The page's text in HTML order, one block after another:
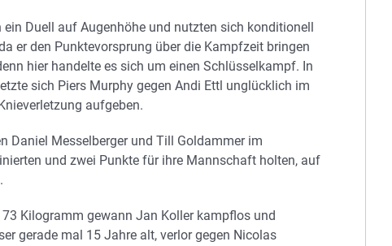
Duell auf Augenhöhe und nutzten sich konditionell
er den Punktevorsprung über die Kampfzeit bringen
hier handelte es sich um einen Schlüsselkampf. In
sich Piers Murphy gegen Andi Ettl unglücklich im
aufgeben.
Daniel Messelberger und Till Goldammer im
und zwei Punkte für ihre Mannschaft holten, auf
Kilogramm gewann Jan Koller kampflos und
gerade mal 15 Jahre alt, verlor gegen Nicolas